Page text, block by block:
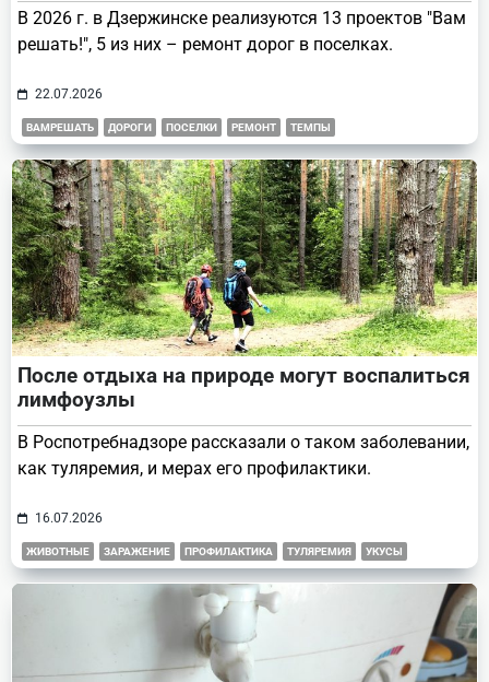
В 2026 г. в Дзержинске реализуются 13 проектов "Вам
решать!", 5 из них – ремонт дорог в поселках.
22.07.2026
ВАМРЕШАТЬ ДОРОГИ ПОСЕЛКИ РЕМОНТ ТЕМПЫ
После отдыха на природе могут воспалиться
лимфоузлы
В Роспотребнадзоре рассказали о таком заболевании,
как туляремия, и мерах его профилактики.
16.07.2026
ЖИВОТНЫЕ ЗАРАЖЕНИЕ ПРОФИЛАКТИКА ТУЛЯРЕМИЯ УКУСЫ